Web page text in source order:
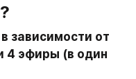
зависимости от
4 эфиры (в один